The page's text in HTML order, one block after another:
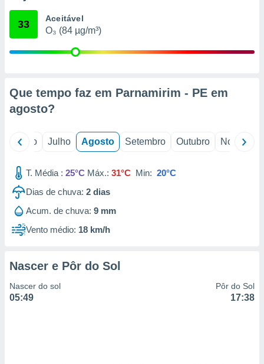
através
1199
33 Aceitável
O₃ (84 µg/m³)
Que tempo faz em Parnamirim - PE em
agosto?
Junho Julho Agosto Setembro Outubro Novembro
T. Média : 25°C Máx.: 31°C Min: 20°C
Dias de chuva: 2 dias
Acum. de chuva: 9 mm
Vento médio: 18 km/h
Nascer e Pôr do Sol
Nascer do sol
05:49
Pôr do Sol
17:38